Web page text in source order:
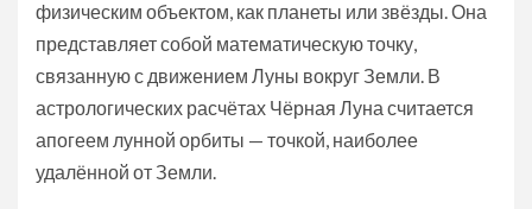
физическим объектом, как планеты или звёзды. Она
представляет собой математическую точку,
связанную с движением Луны вокруг Земли. В
астрологических расчётах Чёрная Луна считается
апогеем лунной орбиты — точкой, наиболее
удалённой от Земли.